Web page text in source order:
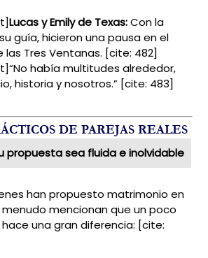
Lucas y Emily de Texas:Con la
guía, hicieron una pausa en el
las Tres Ventanas. [cite: 482]
había multitudes alrededor,
historia y nosotros.” [cite: 483]
DE PAREJAS REALES
propuesta sea fluida e inolvidable
han propuesto matrimonio en
menudo mencionan que un poco
una gran diferencia: [cite: